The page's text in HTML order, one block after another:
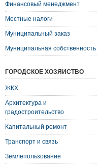
Финансовый менеджмент
Местные налоги
Муниципальный заказ
Муниципальная собственность
ГОРОДСКОЕ ХОЗЯЙСТВО
ЖКХ
Архитектура и
градостроительство
Капитальный ремонт
Транспорт и связь
Землепользование